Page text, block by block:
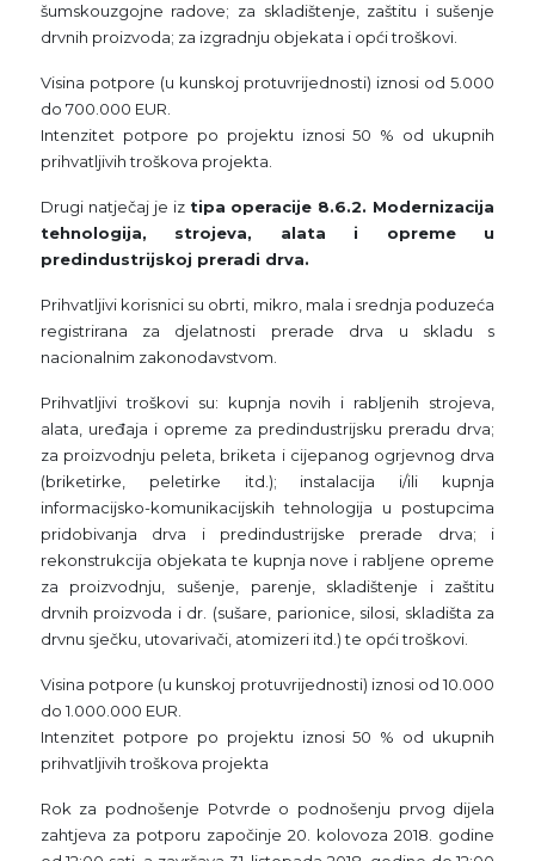
šumskouzgojne radove; za skladištenje, zaštitu i sušenje
drvnih proizvoda; za izgradnju objekata i opći troškovi.
Visina potpore (u kunskoj protuvrijednosti) iznosi od 5.000
do 700.000 EUR.
Intenzitet potpore po projektu iznosi 50 % od ukupnih
prihvatljivih troškova projekta.
Drugi natječaj je iz tipa operacije 8.6.2. Modernizacija
tehnologija, strojeva, alata i opreme u
predindustrijskoj preradi drva.
Prihvatljivi korisnici su obrti, mikro, mala i srednja poduzeća
registrirana za djelatnosti prerade drva u skladu s
nacionalnim zakonodavstvom.
Prihvatljivi troškovi su: kupnja novih i rabljenih strojeva,
alata, uređaja i opreme za predindustrijsku preradu drva;
za proizvodnju peleta, briketa i cijepanog ogrjevnog drva
(briketirke, peletirke itd.); instalacija i/ili kupnja
informacijsko-komunikacijskih tehnologija u postupcima
pridobivanja drva i predindustrijske prerade drva; i
rekonstrukcija objekata te kupnja nove i rabljene opreme
za proizvodnju, sušenje, parenje, skladištenje i zaštitu
drvnih proizvoda i dr. (sušare, parionice, silosi, skladišta za
drvnu sječku, utovarivači, atomizeri itd.) te opći troškovi.
Visina potpore (u kunskoj protuvrijednosti) iznosi od 10.000
do 1.000.000 EUR.
Intenzitet potpore po projektu iznosi 50 % od ukupnih
prihvatljivih troškova projekta
Rok za podnošenje Potvrde o podnošenju prvog dijela
zahtjeva za potporu započinje 20. kolovoza 2018. godine